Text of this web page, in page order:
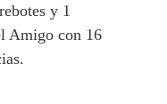
y 1
Amigo con 16